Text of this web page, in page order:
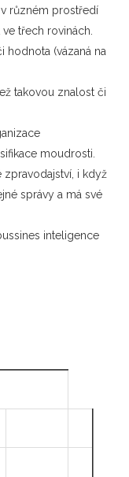
různém prostředí
třech rovinách.
hodnota (vázaná na
takovou znalost či
moudrosti.
i když
správy a má své
inteligence